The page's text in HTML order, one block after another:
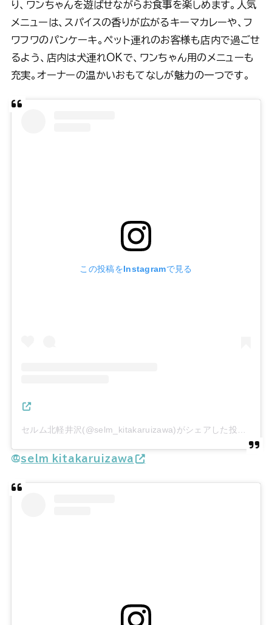
り、ワンちゃんを遊ばせながらお食事を楽しめます。人気
メニューは、スパイスの香りが広がるキーマカレーや、フ
ワフワのパンケーキ。ペット連れのお客様も店内で過ごせ
るよう、店内は犬連れOKで、ワンちゃん用のメニューも
充実。オーナーの温かいおもてなしが魅力の一つです。
この投稿をInstagramで見る
@selm_kitakaruizawa